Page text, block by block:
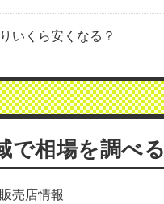
いくら安くなる？
で相場を調べる
売店情報